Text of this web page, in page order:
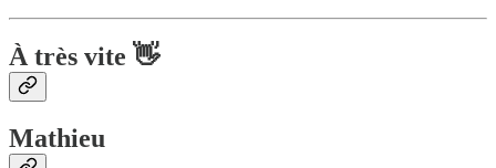
À très vite 👋
Mathieu